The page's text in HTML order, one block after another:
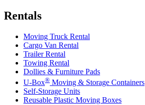
Rentals
Moving Truck Rental
Cargo Van Rental
Trailer Rental
Towing Rental
Dollies & Furniture Pads
U-Box® Moving & Storage Containers
Self-Storage Units
Reusable Plastic Moving Boxes